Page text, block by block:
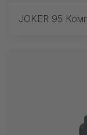
JOKER 95